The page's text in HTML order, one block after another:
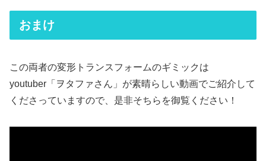
おまけ
この両者の変形トランスフォームのギミックは
youtuber「ヲタファさん」が素晴らしい動画でご紹介して
くださっていますので、是非そちらを御覧ください！